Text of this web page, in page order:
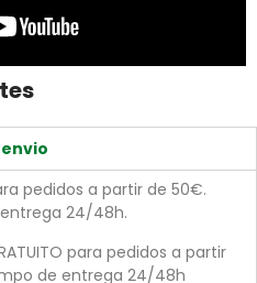
pedidos a partir de 50€.
24/48h.
para pedidos a partir
de entrega 24/48h